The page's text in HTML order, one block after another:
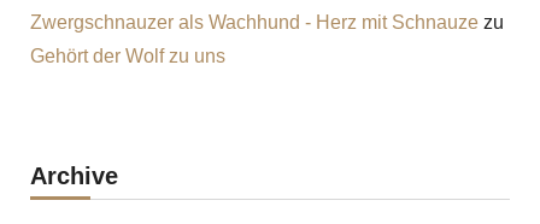
Zwergschnauzer als Wachhund - Herz mit Schnauzezu
Gehört der Wolf zu uns
Archive